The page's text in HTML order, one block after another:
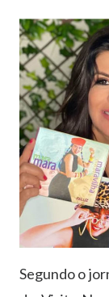
Segundo o